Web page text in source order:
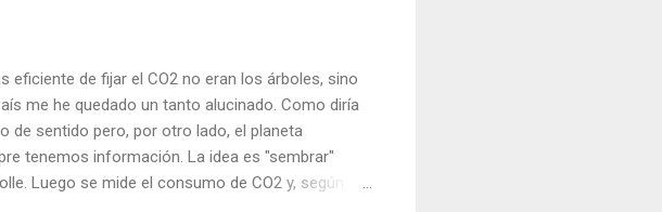
de fijar el CO2 no eran los árboles, sino
me he quedado un tanto alucinado. Como diría
de sentido pero, por otro lado, el planeta
tenemos información. La idea es "sembrar"
Luego se mide el consumo de CO2 y, según